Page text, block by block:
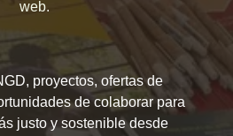
web.
proyectos, ofertas de
de colaborar para
justo y sostenible desde